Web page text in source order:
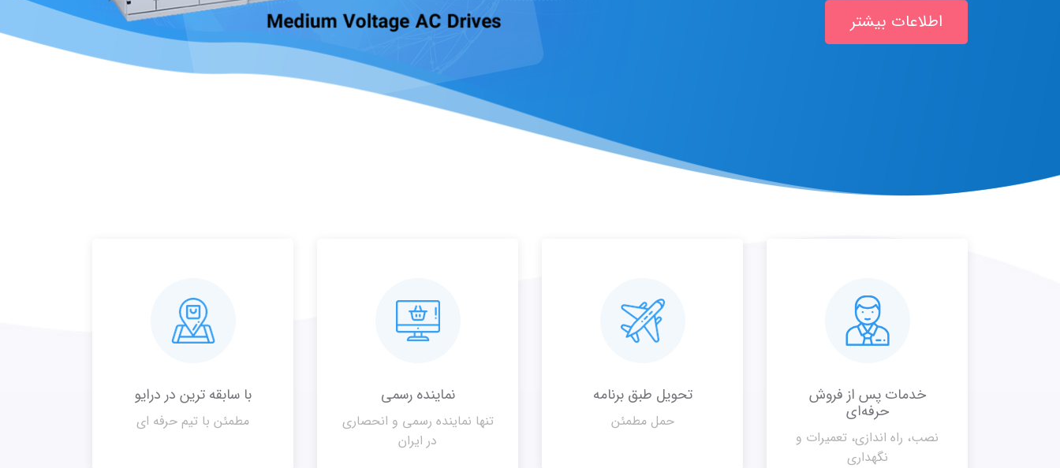
اطلاعات بیشتر
خدمات پس از فروش
حرفه‌ای
نصب، راه اندازی، تعمیرات و
نگهداری
تحویل طبق برنامه
حمل مطمئن
نماینده رسمی
تنها نماینده رسمی و انحصاری
در ایران
با سابقه ترین در درایو
مطمئن با تیم حرفه ای